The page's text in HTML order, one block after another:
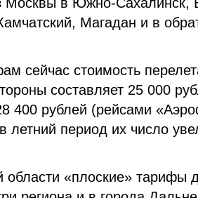
Магадан и в
сейчас стоимость
составляет 25 000
400 рублей (рейсами
период их число
«плоские» тарифы